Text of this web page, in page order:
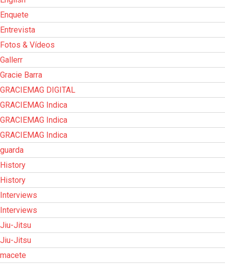
Enquete
Entrevista
Fotos & Vídeos
Gallerr
Gracie Barra
GRACIEMAG DIGITAL
GRACIEMAG Indica
GRACIEMAG Indica
GRACIEMAG Indica
guarda
History
History
Interviews
Interviews
Jiu-Jitsu
Jiu-Jitsu
macete